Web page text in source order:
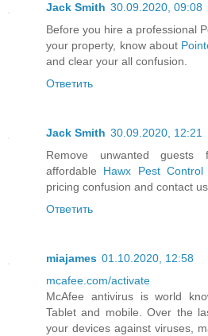
Jack Smith 30.09.2020, 09:08
Before you hire a professional
your property, know about
and clear your all confusion.
Ответить
Jack Smith 30.09.2020, 12:21
Remove unwanted
affordable Hawx Pest Control
pricing confusion and contact
Ответить
miajames 01.10.2020, 12:58
mcafee.com/activate
McAfee antivirus is world
Tablet and mobile. Over the
your devices against viruses,